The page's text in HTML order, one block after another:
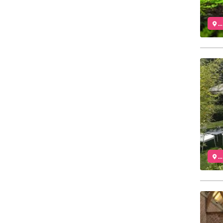
...
...